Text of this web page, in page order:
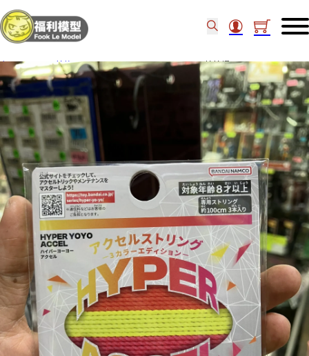
主頁 / other 其他 / Yo Yo / Bandai Hyper Accel 搖搖繩 71247